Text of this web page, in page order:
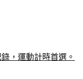
，運動計時首選。